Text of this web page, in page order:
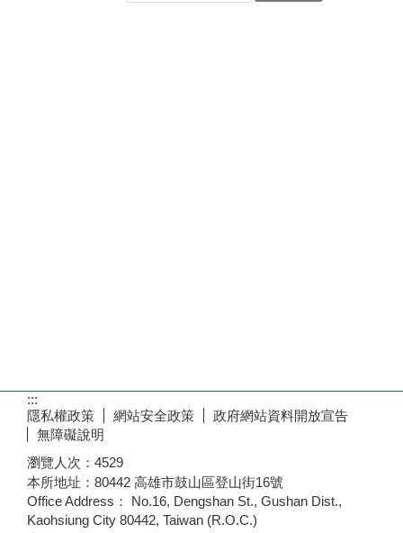
:::
隱私權政策
網站安全政策
政府網站資料開放宣告
無障礙說明
瀏覽人次： 4529
本所地址：80442 高雄市鼓山區登山街16號
Office Address： No.16, Dengshan St., Gushan Dist.,
Kaohsiung City 80442, Taiwan (R.O.C.)